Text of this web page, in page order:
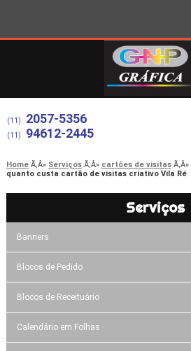
(11) 2057-5356
(11) 94612-2445
Home Serviços cartões de visitas
quanto custa cartão de visitas criativo Vila Ré
Serviços
Banners
Blocos de Pedido
Blocos de Receituário
Calendário em Folhas